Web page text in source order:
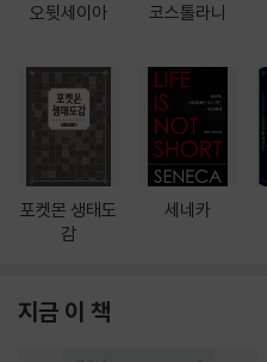
오뒷세이아
포켓몬 생태도
감
코스톨라니
세네카
지금 이 책